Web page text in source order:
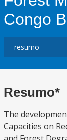
Congo
Resumo*
The
Capacities on